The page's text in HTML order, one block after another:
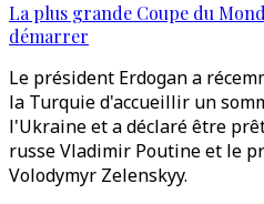
La plus grande Coupe du
démarrer
Le président Erdogan a
la Turquie d'accueillir un
l'Ukraine et a déclaré être
russe Vladimir Poutine et le
Volodymyr Zelenskyy.